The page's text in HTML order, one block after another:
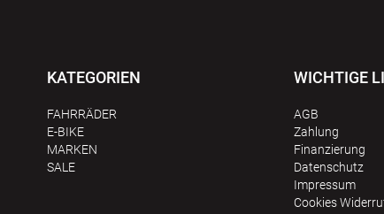
KATEGORIEN
FAHRRÄDER
E-BIKE
MARKEN
SALE
WICHTIGE
AGB
Zahlung
Finanzierung
Datenschutz
Impressum
Сookies